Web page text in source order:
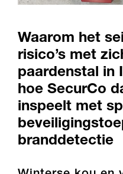
Waarom het
risico’s met
paardenstal in
hoe SecurCo
inspeelt met
branddetectie